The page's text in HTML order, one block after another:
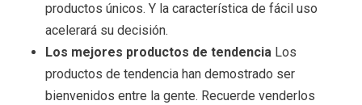
productos únicos. Y la característica de fácil uso
acelerará su decisión.
Los mejores productos de tendencia Los
productos de tendencia han demostrado ser
bienvenidos entre la gente. Recuerde venderlos